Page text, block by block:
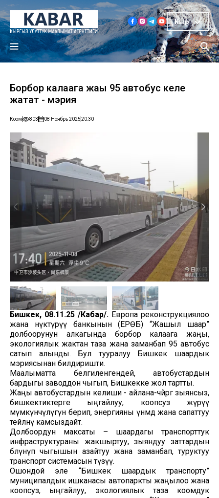
Кыр
Борбор калаага жаңы 95 автобус келе
жатат - мэрия
Коом 803 08 Ноябрь 202520:30
Бишкек, 08.11.25 /Кабар/. Европа реконструкциялоо
жана өнүктүрүү банкынын (ЕРӨБ) “Жашыл шаар”
долбоорунун алкагында борбор калаага жаңы,
экологиялык жактан таза жана заманбап 95 автобус
сатып алынды. Бул тууралуу Бишкек шаардык
мэриясынан билдиришти.
Маалыматта белгиленгендей, автобустардын
бардыгы заводдон чыгып, Бишкекке жол тартты.
Жаңы автобустардын келиши - айлана-чөйрөгө зыянсыз,
бишкектиктерге ыңгайлуу, коопсуз жүрүү
мүмкүнчүлүгүн берип, энергияны үнөмдөө жана сапаттуу
тейлөөнү камсыздайт.
Долбоордун максаты – шаардагы транспорттук
инфраструктураны жакшыртуу, зыяндуу заттардын
бөлүнүп чыгышын азайтуу жана заманбап, туруктуу
транспорт системасын түзүү.
Ошондой эле “Бишкек шаардык транспорту”
муниципалдык ишканасы автопаркты жаңылоо жана
коопсуз, ыңгайлуу, экологиялык таза коомдук